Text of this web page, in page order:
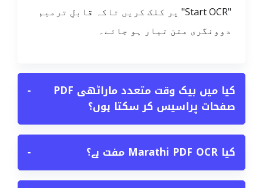
"Start OCR" پر کلک کریں تاکہ قابلِ ترمیم
دوونگری متن تیار ہو جائے۔
کیا میں بیک وقت متعدد ماراٹھی PDF
صفحات پراسیس کر سکتا ہوں؟
−
کیا Marathi PDF OCR مفت ہے؟ −